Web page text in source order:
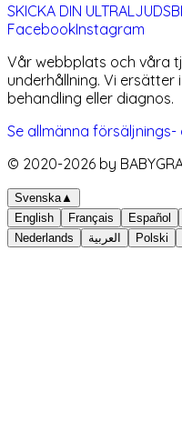
SKICKA DIN
FacebookInstagram
Vår webbplats och våra
underhållning. Vi ersätter
behandling eller diagnos.
Se allmänna försäljnings-
© 2020-2026 by
Svenska ▲
English
Français Español
Nederlands
العربية Polski